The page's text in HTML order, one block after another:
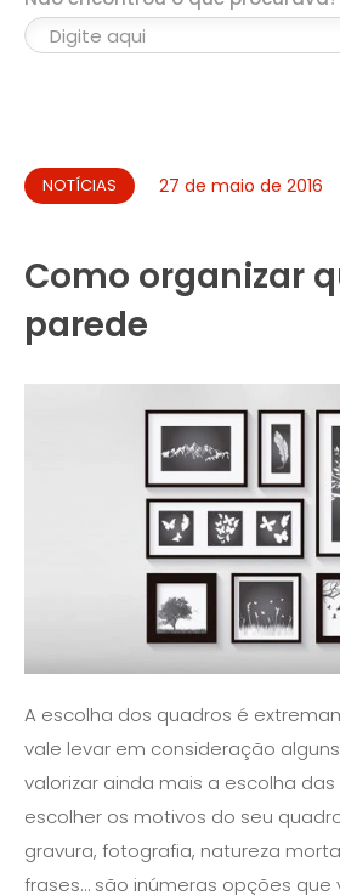
NOTÍCIAS 27 de maio de 2016
Como organizar
parede
A escolha dos quadros é
vale levar em consideração
valorizar ainda mais a escolha
escolher os motivos do seu
gravura, fotografia, natureza
frases… são inúmeras opções